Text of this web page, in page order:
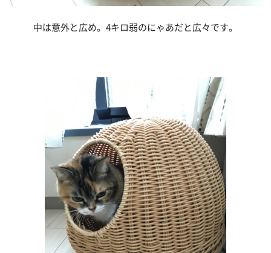
中は意外と広め。4キロ弱のにゃあだと広々です。